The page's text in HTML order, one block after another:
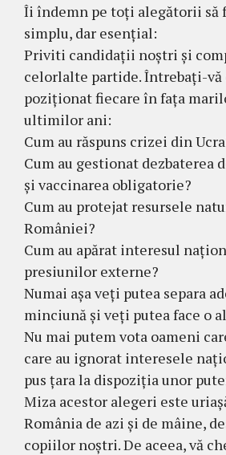
Îi îndemn pe toți alegătorii să
simplu, dar esențial:
Priviti candidații noștri și
celorlalte partide. Întrebați-vă
poziționat fiecare în fața
ultimilor ani:
Cum au răspuns crizei din
Cum au gestionat dezbaterea
și vaccinarea obligatorie?
Cum au protejat resursele
României?
Cum au apărat interesul
presiunilor externe?
Numai așa veți putea separa
minciună și veți putea face o
Nu mai putem vota oameni
care au ignorat interesele
pus țara la dispoziția unor
Miza acestor alegeri este
România de azi și de mâine,
copiilor noștri. De aceea, vă